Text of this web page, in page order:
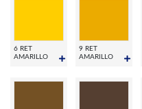
6 RET
AMARILLO
9 RET
AMARILLO